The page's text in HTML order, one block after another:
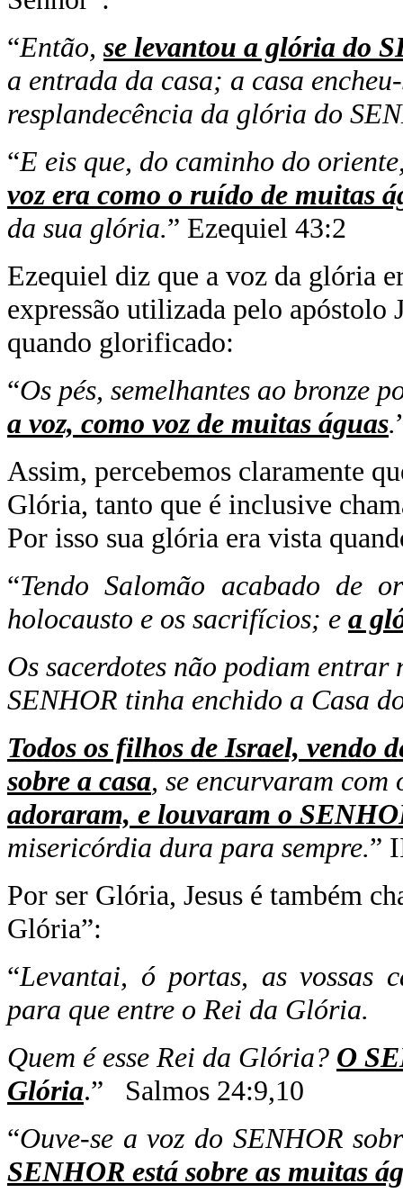
“Então, se levantou a glória do
a entrada da casa; a casa
resplandecência da glória do
“E eis que, do caminho do
voz era como o ruído de muitas
da sua glória.” Ezequiel 43:2
Ezequiel diz que a voz da glória
expressão utilizada pelo apóstolo
quando glorificado:
“Os pés, semelhantes ao bronze
a voz, como voz de muitas águas.
Assim, percebemos claramente
Glória, tanto que é inclusive
Por isso sua glória era vista
“Tendo Salomão acabado de
holocausto e os sacrifícios; e a
Os sacerdotes não podiam
SENHOR tinha enchido a Casa
Todos os filhos de Israel, vendo
sobre a casa, se encurvaram
adoraram, e louvaram o
misericórdia dura para sempre.”
Por ser Glória, Jesus é também
Glória”:
“Levantai, ó portas, as vossas
para que entre o Rei da Glória.
Quem é esse Rei da Glória? O
Glória.” Salmos 24:9,10
“Ouve-se a voz do SENHOR
SENHOR está sobre as muitas